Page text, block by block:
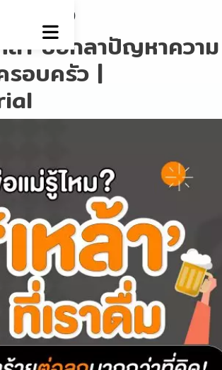
รุนแรง
ล้า บอกลาปัญหาความ
รอบครัว |